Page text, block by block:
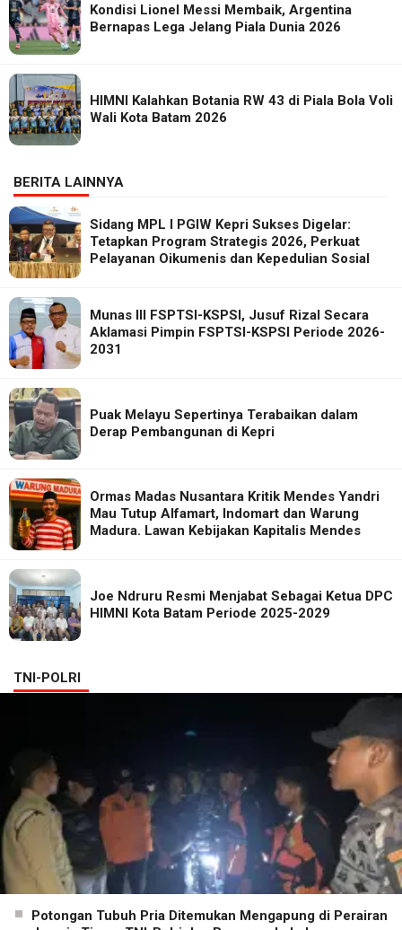
Kondisi Lionel Messi Membaik, Argentina
Bernapas Lega Jelang Piala Dunia 2026
HIMNI Kalahkan Botania RW 43 di Piala Bola Voli
Wali Kota Batam 2026
BERITA LAINNYA
Sidang MPL I PGIW Kepri Sukses Digelar:
Tetapkan Program Strategis 2026, Perkuat
Pelayanan Oikumenis dan Kepedulian Sosial
Munas III FSPTSI-KSPSI, Jusuf Rizal Secara
Aklamasi Pimpin FSPTSI-KSPSI Periode 2026-
2031
Puak Melayu Sepertinya Terabaikan dalam
Derap Pembangunan di Kepri
Ormas Madas Nusantara Kritik Mendes Yandri
Mau Tutup Alfamart, Indomart dan Warung
Madura. Lawan Kebijakan Kapitalis Mendes
Joe Ndruru Resmi Menjabat Sebagai Ketua DPC
HIMNI Kota Batam Periode 2025-2029
TNI-POLRI
Potongan Tubuh Pria Ditemukan Mengapung di Perairan